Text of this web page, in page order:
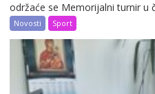
održaće se Memorijalni turnir u
Novosti Sport